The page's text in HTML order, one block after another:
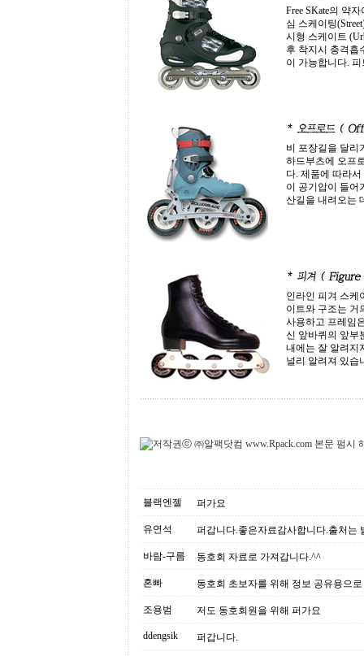
Free SKate의 약
심 스케이팅
시형 스케이트
후 착지시 충격흡
이 가능합니다.
비 포장길을 달리
하드부츠에 오프
다. 제품에 따라
이 공기압이 들어
산길을 내려오는
인라인 피겨 스케
이트와 구조는 거
사용하고 프레임
신 앞바퀴의 앞부
내에는 잘 알려지
널리 알려져 있습
블랙엔젤 퍼가요
유연석 퍼갑니다.좋은자료감사합니다.출처는
바람-구름 동호회 자료로 가져갑니다.^^
혼빠 동호회 초보자를 위해 정보 공유용으
조용범 저도 동호회원을 위해 퍼가요
ddengsik 퍼갑니다.